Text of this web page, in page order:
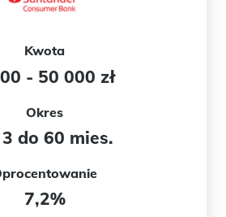
Kwota
- 50 000 zł
Okres
do 60 mies.
7,2%